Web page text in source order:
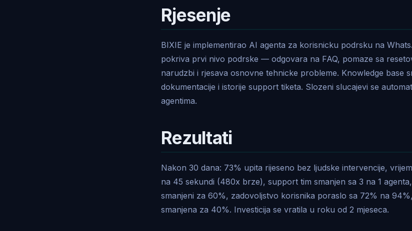
Rjesenje
BIXIE je implementirao AI agenta za korisnicku podrsku na
pokriva prvi nivo podrske — odgovara na FAQ, pomaze sa
narudzbi i rjesava osnovne tehnicke probleme. Knowledge base
dokumentacije i istorije support tiketa. Slozeni slucajevi se
agentima.
Rezultati
Nakon 30 dana: 73% upita rijeseno bez ljudske intervencije,
na 45 sekundi (480x brze), support tim smanjen sa 3 na 1
smanjeni za 60%, zadovoljstvo korisnika poraslo sa 72% na
smanjena za 40%. Investicija se vratila u roku od 2 mjeseca.